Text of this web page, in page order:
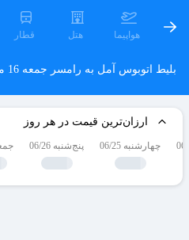
هواپیما هتل قطار
بلیط اتوبوس آمل به رامسر جمعه 16 مرداد
ارزان‌ترین قیمت در هر روز
چهارشنبه 06/25 پنج‌شنبه 06/26 جمعه